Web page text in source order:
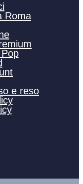
Roma
e reso